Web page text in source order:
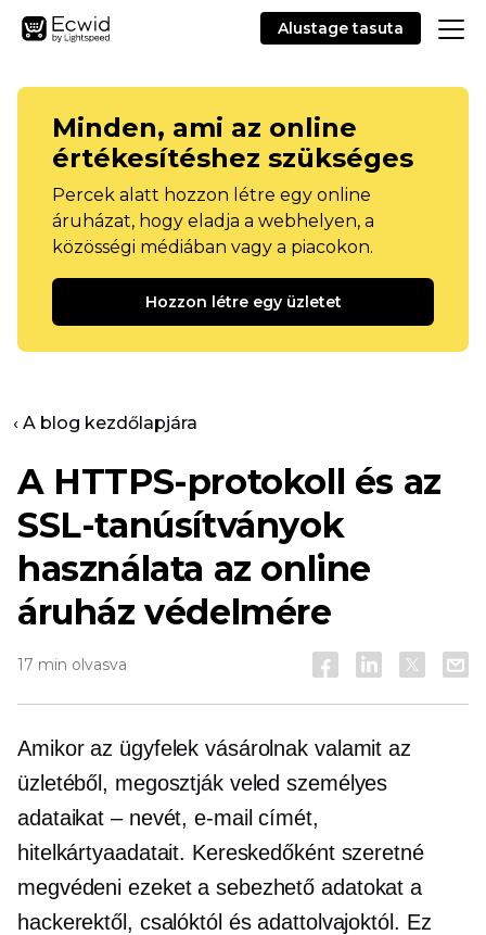
Alustage tasuta
Minden, ami az online
értékesítéshez szükséges
Percek alatt hozzon létre egy online
áruházat, hogy eladja a webhelyen, a
közösségi médiában vagy a piacokon.
Hozzon létre egy üzletet
‹ A blog kezdőlapjára
A HTTPS-protokoll és az
SSL-tanúsítványok
használata az online
áruház védelmére
17 min olvasva
Amikor az ügyfelek vásárolnak valamit az
üzletéből, megosztják veled személyes
adataikat – nevét, e-mail címét,
hitelkártyaadatait. Kereskedőként szeretné
megvédeni ezeket a sebezhető adatokat a
hackerektől, csalóktól és adattolvajoktól. Ez